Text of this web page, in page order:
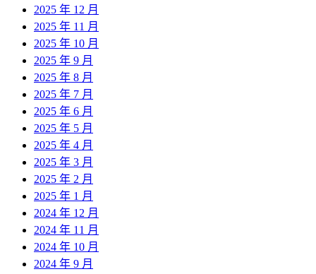
2025 年 12 月
2025 年 11 月
2025 年 10 月
2025 年 9 月
2025 年 8 月
2025 年 7 月
2025 年 6 月
2025 年 5 月
2025 年 4 月
2025 年 3 月
2025 年 2 月
2025 年 1 月
2024 年 12 月
2024 年 11 月
2024 年 10 月
2024 年 9 月